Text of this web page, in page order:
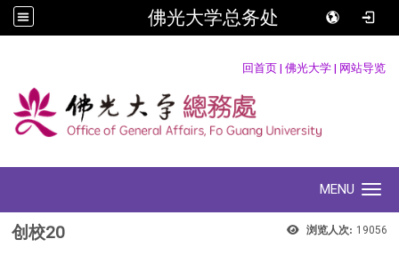
佛光大学总务处
回首页 | 佛光大学 | 网站导览
MENU
浏览人次: 19056
创校20